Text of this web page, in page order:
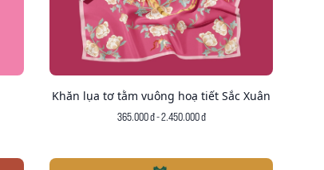
Khăn lụa tơ tằm vuông hoạ tiết Sắc Xuân
365.000 đ - 2.450.000 đ